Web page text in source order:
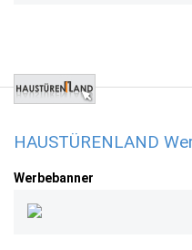
HAUSTÜRENLAND
Werbebanner